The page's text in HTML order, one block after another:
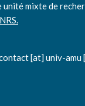
mixte de
[at] univ-